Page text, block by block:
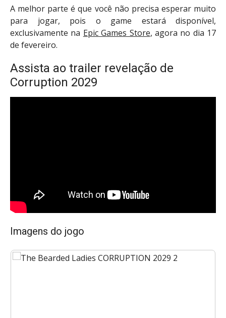
A melhor parte é que você não precisa esperar muito
para jogar, pois o game estará disponível,
exclusivamente na Epic Games Store, agora no dia 17
de fevereiro.
Assista ao trailer revelação de
Corruption 2029
Imagens do jogo